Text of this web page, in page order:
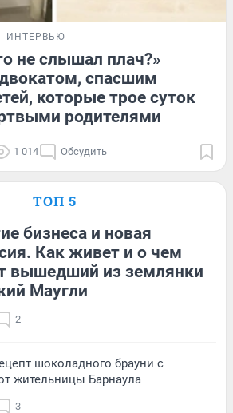
ИНТЕРВЬЮ
не слышал плач?»
спасшим
которые трое суток
родителями
1 014 Обсудить
ТОП 5
бизнеса и новая
Как живет и о чем
вышедший из землянки
Маугли
2
шоколадного брауни с
жительницы Барнаула
3